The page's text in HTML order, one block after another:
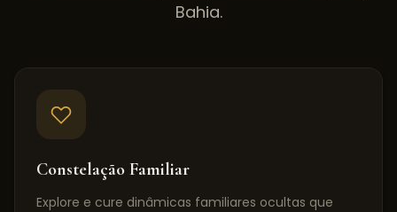
Bahia.
Constelação Familiar
Explore e cure dinâmicas familiares ocultas que